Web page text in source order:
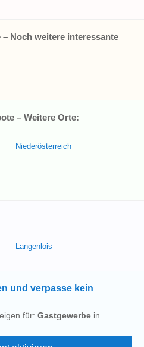
Noch weitere interessante
– Weitere Orte:
Niederösterreich
Langenlois
und verpasse kein
für: Gastgewerbe in